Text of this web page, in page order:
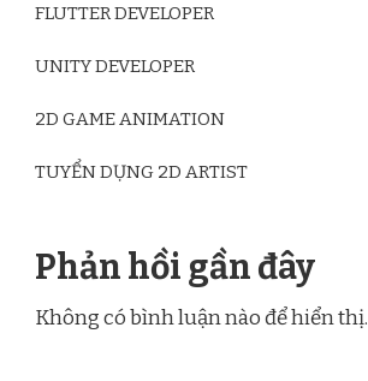
FLUTTER DEVELOPER
UNITY DEVELOPER
2D GAME ANIMATION
TUYỂN DỤNG 2D ARTIST
Phản hồi gần đây
Không có bình luận nào để hiển thị.